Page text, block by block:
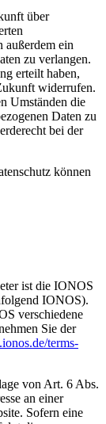
über
außerdem ein
zu verlangen.
erteilt haben,
widerrufen.
Umständen die
Daten zu
bei der
können
ist die IONOS
IONOS).
verschiedene
Sie der
terms-
von Art. 6 Abs.
an einer
Sofern eine